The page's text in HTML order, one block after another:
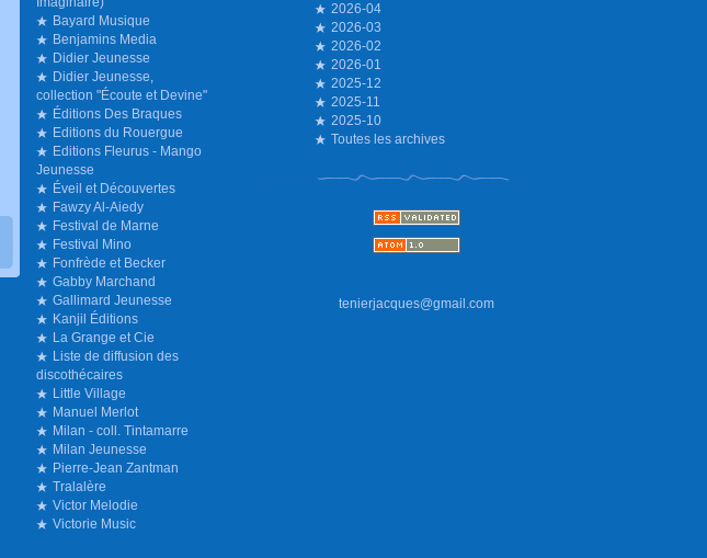
2026-04
2026-03
2026-02
2026-01
2025-12
2025-11
2025-10
Toutes les archives
tenierjacques@gmail.com
Bayard Musique
Benjamins Media
Didier Jeunesse
Didier Jeunesse,
collection "Écoute et Devine"
Éditions Des Braques
Editions du Rouergue
Editions Fleurus - Mango
Jeunesse
Éveil et Découvertes
Fawzy Al-Aiedy
Festival de Marne
Festival Mino
Fonfrède et Becker
Gabby Marchand
Gallimard Jeunesse
Kanjil Éditions
La Grange et Cie
Liste de diffusion des
discothécaires
Little Village
Manuel Merlot
Milan - coll. Tintamarre
Milan Jeunesse
Pierre-Jean Zantman
Tralalère
Victor Melodie
Victorie Music